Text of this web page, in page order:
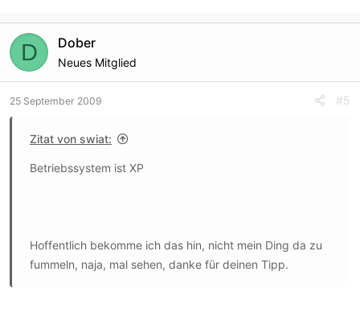
D Dober
Neues Mitglied
25 September 2009 #5
Zitat von swiat:
Betriebssystem ist XP
Hoffentlich bekomme ich das hin, nicht mein Ding da zu
fummeln, naja, mal sehen, danke für deinen Tipp.